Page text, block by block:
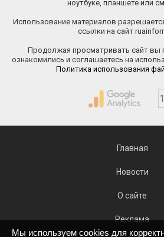
ноутбуке, планшете или
Использование материалов
ссылки на сайт
Продолжая просматривать сайт вы
ознакомились и соглашаетесь на
Политика использования
Главная
Новости
О сайте
Реклама
Мы используем cookies для